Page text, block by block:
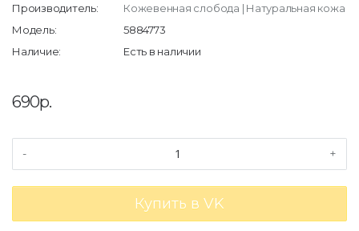
Производитель:
Кожевенная слобода | Натуральная кожа
Модель:
5884773
Наличие:
Есть в наличии
690р.
- +
Купить в VK